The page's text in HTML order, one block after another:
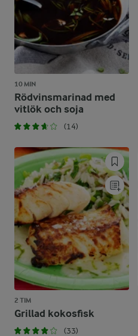
10 MIN
Rödvinsmarinad med
vitlök och soja
(14)
2 TIM
Grillad kokosfisk
(33)